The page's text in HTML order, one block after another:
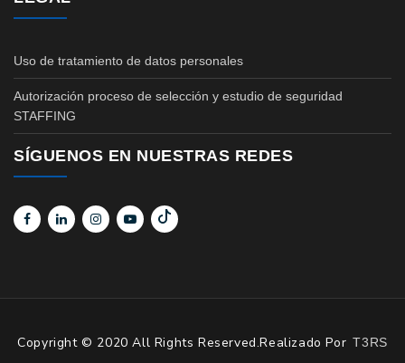
Uso de tratamiento de datos personales
Autorización proceso de selección y estudio de seguridad
STAFFING
SÍGUENOS EN NUESTRAS REDES
Copyright © 2020 All Rights Reserved.Realizado Por T3RS